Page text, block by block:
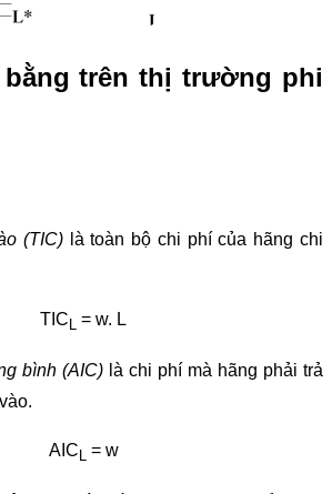
trên thị trường phi
(TIC) là toàn bộ chi phí của hãng chi
TIC = w. L
bình (AIC) là chi phí mà hãng phải trả
AIC = w